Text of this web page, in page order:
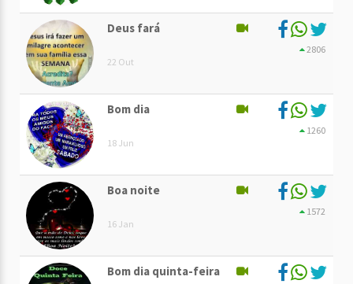
Deus fará
22 Out
2806
Bom dia
18 Jun
1260
Boa noite
16 Jan
1572
Bom dia quinta-feira